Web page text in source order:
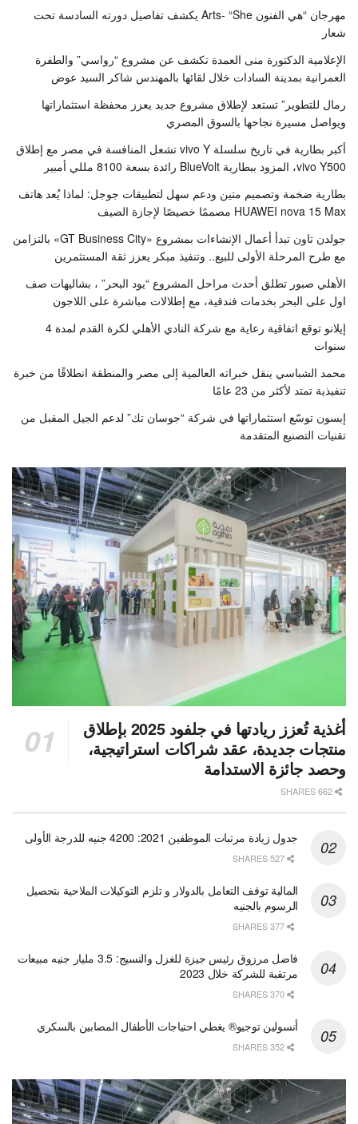
مهرجان “هي الفنون Arts- “She يكشف تفاصيل دورته السادسة تحت
شعار
الإعلامية الدكتورة منى العمدة تكشف عن مشروع “رواسي” والطفرة
العمرانية بمدينة السادات خلال لقائها بالمهندس شاكر السيد عوض
رمال للتطوير” تستعد لإطلاق مشروع جديد يعزز محفظة استثماراتها
ويواصل مسيرة نجاحها بالسوق المصري
أكبر بطارية في تاريخ سلسلة vivo Y تشعل المنافسة في مصر مع إطلاق
vivo Y500، المزود ببطارية BlueVolt رائدة بسعة 8100 مللي أمبير
بطارية ضخمة وتصميم متين ودعم سهل لتطبيقات جوجل: لماذا يُعد هاتف
HUAWEI nova 15 Max مصممًا خصيصًا لإجازة الصيف
جولدن تاون تبدأ أعمال الإنشاءات بمشروع «GT Business City» بالتزامن
مع طرح المرحلة الأولى للبيع.. وتنفيذ مبكر يعزز ثقة المستثمرين
الأهلي صبور تطلق أحدث مراحل المشروع “يود البحر” ، بشاليهات صف
اول على البحر بخدمات فندقية، مع إطلالات مباشرة على اللاجون
إيلانو توقع اتفاقية رعاية مع شركة النادي الأهلي لكرة القدم لمدة 4
سنوات
محمد الشباسي ينقل خبراته العالمية إلى مصر والمنطقة انطلاقًا من خبرة
تنفيذية تمتد لأكثر من 23 عامًا
إبسون توسّع استثماراتها في شركة “جوسان تك” لدعم الجيل المقبل من
تقنيات التصنيع المتقدمة
أغذية تُعزز ريادتها في جلفود 2025 بإطلاق
منتجات جديدة، عقد شراكات استراتيجية،
وحصد جائزة الاستدامة
جدول زيادة مرتبات الموظفين 2021: 4200 جنيه للدرجة الأولى
المالية توقف التعامل بالدولار و تلزم التوكيلات الملاحية بتحصيل
الرسوم بالجنيه
فاضل مرزوق رئيس جيزة للغزل والنسيج: 3.5 مليار جنيه مبيعات
مرتقبة للشركة خلال 2023
أنسولين توجيو® يغطي احتياجات الأطفال المصابين بالسكري